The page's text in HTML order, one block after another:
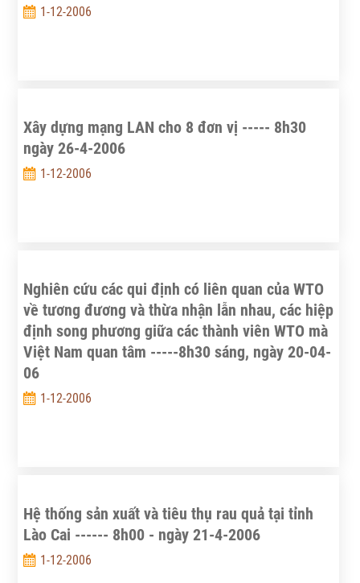
1-12-2006
Xây dựng mạng LAN cho 8 đơn vị ----- 8h30
ngày 26-4-2006
1-12-2006
Nghiên cứu các qui định có liên quan của WTO
về tương đương và thừa nhận lẫn nhau, các hiệp
định song phương giữa các thành viên WTO mà
Việt Nam quan tâm -----8h30 sáng, ngày 20-04-
06
1-12-2006
Hệ thống sản xuất và tiêu thụ rau quả tại tỉnh
Lào Cai ------ 8h00 - ngày 21-4-2006
1-12-2006